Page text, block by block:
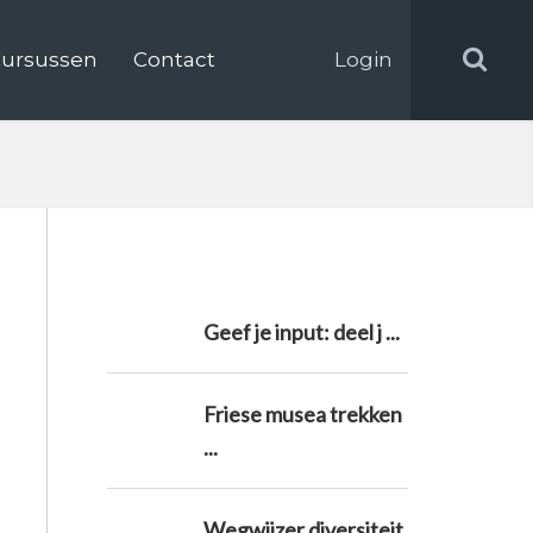
Contact Login
Geef je input: deel j ...
Friese musea trekken
...